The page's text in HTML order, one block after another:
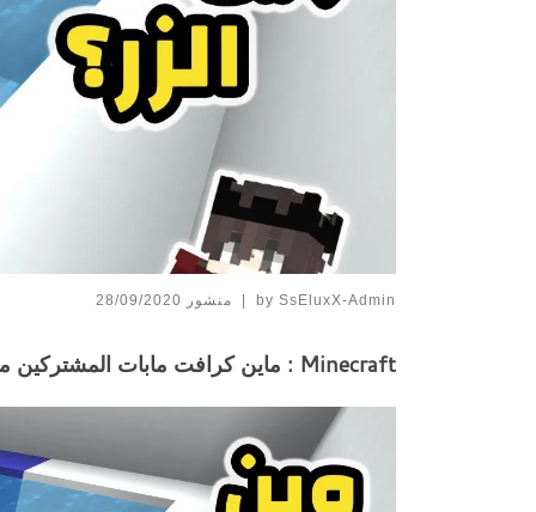
by SsEluxX-Admin
| منشور 28/09/2020
Minecraft : ماين كرافت مابات المشتركين ماب خاص فيني n_n!